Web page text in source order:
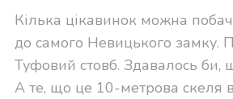
Кілька цікавинок можна
до самого Невицького замку.
Туфовий стовб. Здавалось би,
А те, що це 10-метрова скеля